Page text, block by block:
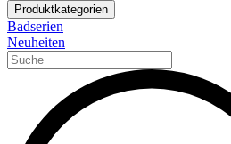
Produktkategorien
Badserien
Neuheiten